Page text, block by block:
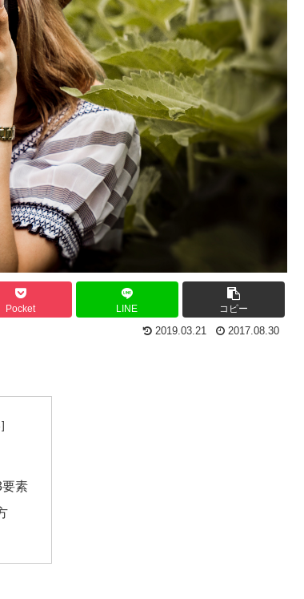
Pocket LINE コピー
2019.03.21 2017.08.30
素